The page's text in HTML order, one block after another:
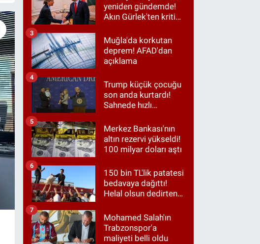
yeniden gündemde!
Akın Gürlek'ten kritik
Muğla'da korkutan
deprem! AFAD'dan
açıklama
3
Trump küçük çocuğu
son anda kurtardı!
Sahnede hızlı
4
Merkez Bankası'nın
altın rezervi yükseldi!
100 milyar doları aştı
5
150 bin TL'lik patatesi
bedavaya dağıttı!
Helal olsun dedirten
6
Mohamed Salah'ın
Trabzonspor'a
maliyeti belli oldu
7